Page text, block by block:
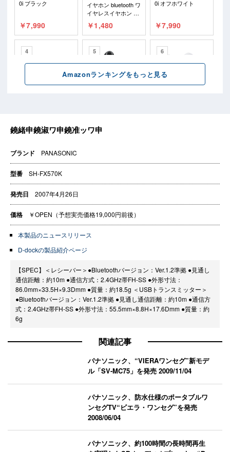
ブランド PANASONIC
型番 SH-FX570K
発売日 2007年4月26日
価格 ￥OPEN（予想実売価格19,000円前後）
本製品のニュースリリース
D-dockの製品紹介ページ
【SPEC】＜レシーバー＞●Bluetoothバージョン：Ver.1.2準拠 ●見通し
通信距離：約10m ●通信方式：2.4GHz帯FH-SS ●外形寸法：
86.0mm×33.5H×9.3Dmm ●質量：約18.5g ＜USBトランスミッター＞
●Bluetoothバージョン：Ver.1.2準拠 ●見通し通信距離：約10m ●通信方
式：2.4GHz帯FH-SS ●外形寸法：55.5mm×8.8H×17.6Dmm ●質量：約
6g
関連記事
パナソニック、“VIERAワンセグ”新モデ
ル「SV-MC75」を発売2009/11/04
パナソニック、防水仕様のポータブルワ
ンセグTV“ビエラ・ワンセグ”を発売
2008/06/04
パナソニック、約100時間の長時間再生